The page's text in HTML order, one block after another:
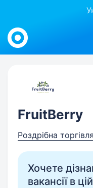
Work.ua
FruitBerry
Роздрібна торгівля
Хочете
вакансії в